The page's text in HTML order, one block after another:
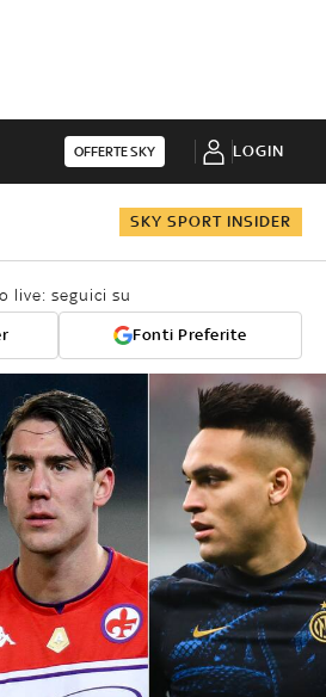
OFFERTE SKY LOGIN
SKY SPORT INSIDER
live: seguici su
Fonti Preferite